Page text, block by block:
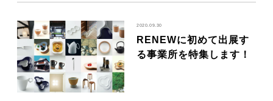
2020.09.30
RENEWに初めて出展す
る事業所を特集します！